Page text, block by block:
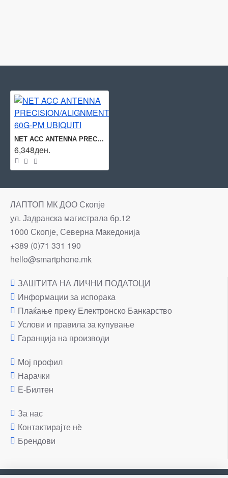
NET ACC ANTENNA PRECISION/ALIGNMENT 60G-PM UBIQUITI
6,348ден.
ЛАПТОП МК ДОО Скопје
ул. Јадранска магистрала бр.12
1000 Скопје, Северна Македонија
+389 (0)71 331 190
hello@smartphone.mk
ЗАШТИТА НА ЛИЧНИ ПОДАТОЦИ
Информации за испорака
Плаќање преку Електронско Банкарство
Услови и правила за купување
Гаранција на производи
Мој профил
Нарачки
Е-Билтен
За нас
Контактирајте нè
Брендови